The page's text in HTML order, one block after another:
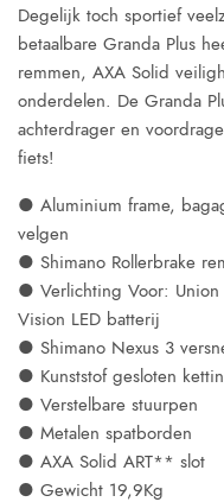
Degelijk toch sportief
betaalbare Granda Plus
remmen, AXA Solid
onderdelen. De Granda
achterdrager en
fiets!
● Aluminium frame,
velgen
● Shimano Rollerbrake
● Verlichting Voor:
Vision LED batterij
● Shimano Nexus 3
● Kunststof gesloten
● Verstelbare stuurpen
● Metalen spatborden
● AXA Solid ART** slot
● Gewicht 19,9Kg